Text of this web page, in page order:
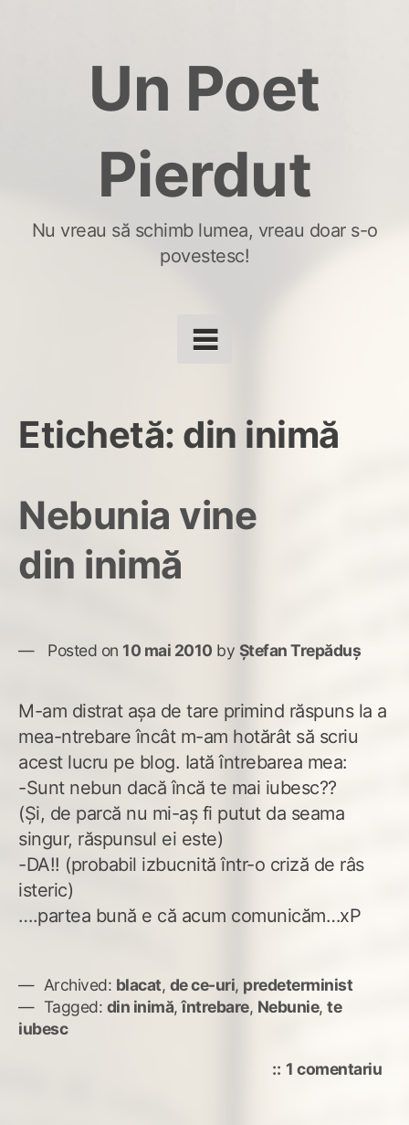
Un Poet
Pierdut
Nu vreau să schimb lumea, vreau doar s-o
povestesc!
Etichetă: din inimă
Nebunia vine
din inimă
Posted on 10 mai 2010 by Ștefan Trepăduș
M-am distrat aşa de tare primind răspuns la a
mea-ntrebare încât m-am hotărât să scriu
acest lucru pe blog. Iată întrebarea mea:
-Sunt nebun dacă încă te mai iubesc??
(Şi, de parcă nu mi-aş fi putut da seama
singur, răspunsul ei este)
-DA!! (probabil izbucnită într-o criză de râs
isteric)
….partea bună e că acum comunicăm…xP
Archived: blacat, de ce-uri, predeterminist
Tagged: din inimă,întrebare, Nebunie, te
iubesc
1 comentariula